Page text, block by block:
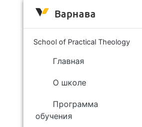
Варнава
School of Practical Theology
Главная
О школе
Программа
обучения